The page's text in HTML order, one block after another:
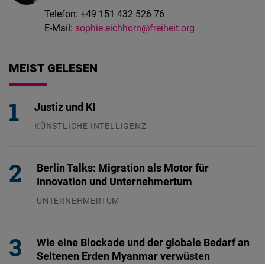
Telefon: +49 151 432 526 76
E-Mail: sophie.eichhorn@freiheit.org
MEIST GELESEN
Justiz und KI
KÜNSTLICHE INTELLIGENZ
Berlin Talks: Migration als Motor für
Innovation und Unternehmertum
UNTERNEHMERTUM
Wie eine Blockade und der globale Bedarf an
Seltenen Erden Myanmar verwüsten